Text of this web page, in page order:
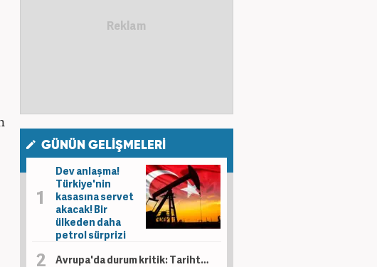
GÜNÜN GELİŞMELERİ
Dev anlaşma!
Türkiye'nin
kasasına servet
akacak! Bir
ülkeden daha
petrol sürprizi
Avrupa'da durum kritik: Tarihte böylesi görülmedi